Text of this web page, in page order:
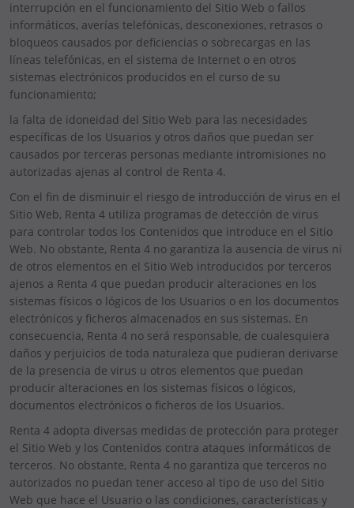
interrupción en el funcionamiento del Sitio Web o fallos
informáticos, averías telefónicas, desconexiones, retrasos o
bloqueos causados por deficiencias o sobrecargas en las
líneas telefónicas, en el sistema de Internet o en otros
sistemas electrónicos producidos en el curso de su
funcionamiento;
la falta de idoneidad del Sitio Web para las necesidades
específicas de los Usuarios y otros daños que puedan ser
causados por terceras personas mediante intromisiones no
autorizadas ajenas al control de Renta 4.
Con el fin de disminuir el riesgo de introducción de virus en el
Sitio Web, Renta 4 utiliza programas de detección de virus
para controlar todos los Contenidos que introduce en el Sitio
Web. No obstante, Renta 4 no garantiza la ausencia de virus ni
de otros elementos en el Sitio Web introducidos por terceros
ajenos a Renta 4 que puedan producir alteraciones en los
sistemas físicos o lógicos de los Usuarios o en los documentos
electrónicos y ficheros almacenados en sus sistemas. En
consecuencia, Renta 4 no será responsable, de cualesquiera
daños y perjuicios de toda naturaleza que pudieran derivarse
de la presencia de virus u otros elementos que puedan
producir alteraciones en los sistemas físicos o lógicos,
documentos electrónicos o ficheros de los Usuarios.
Renta 4 adopta diversas medidas de protección para proteger
el Sitio Web y los Contenidos contra ataques informáticos de
terceros. No obstante, Renta 4 no garantiza que terceros no
autorizados no puedan tener acceso al tipo de uso del Sitio
Web que hace el Usuario o las condiciones, características y